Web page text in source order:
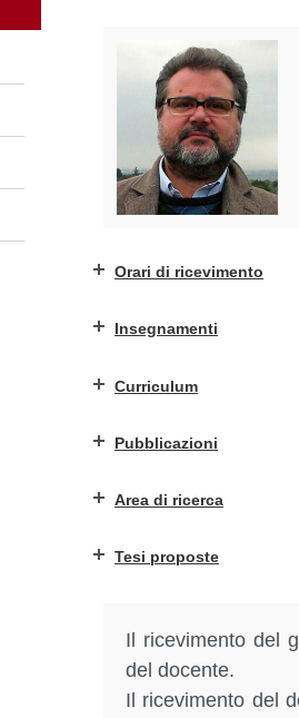
Orari di ricevimento
Insegnamenti
Curriculum
Pubblicazioni
Area di ricerca
Tesi proposte
Il ricevimento del
del docente.
Il ricevimento del